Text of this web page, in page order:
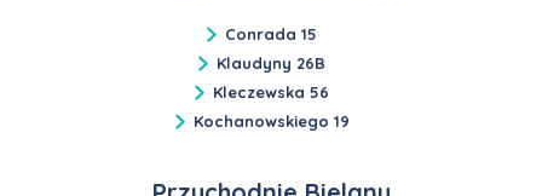
Conrada 15
Klaudyny 26B
Kleczewska 56
Kochanowskiego 19